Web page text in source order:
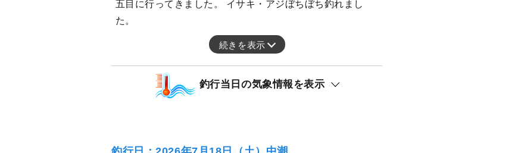
五目に行ってきました。 イサキ・アジぼちぼち釣れまし
た。
続きを表示
釣行当日の気象情報を表示